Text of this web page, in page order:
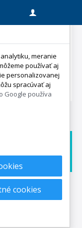
zadarmo
meranie
používať aj
personalizovanej
spracúvať aj
Google používa
cookies